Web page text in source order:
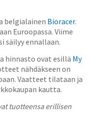
belgialainen Bioracer.
Euroopassa. Viime
säilyy ennallaan.
hinnasto ovat esillä My
nähdäkseen on
Vaatteet tilataan ja
kautta.
tuotteensa erillisen